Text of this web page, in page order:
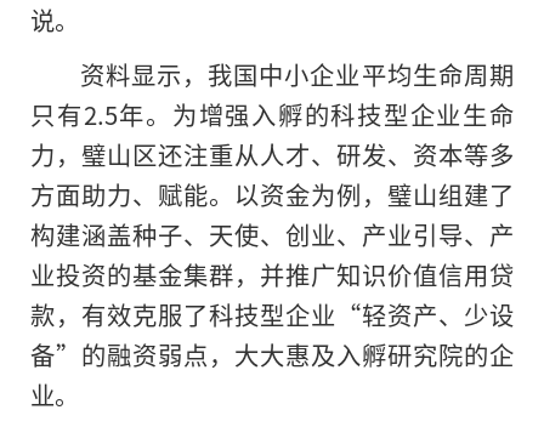
说。
资料显示，我国中小企业平均生命周期
只有2.5年。为增强入孵的科技型企业生命
力，璧山区还注重从人才、研发、资本等多
方面助力、赋能。以资金为例，璧山组建了
构建涵盖种子、天使、创业、产业引导、产
业投资的基金集群，并推广知识价值信用贷
款，有效克服了科技型企业“轻资产、少设
备”的融资弱点，大大惠及入孵研究院的企
业。